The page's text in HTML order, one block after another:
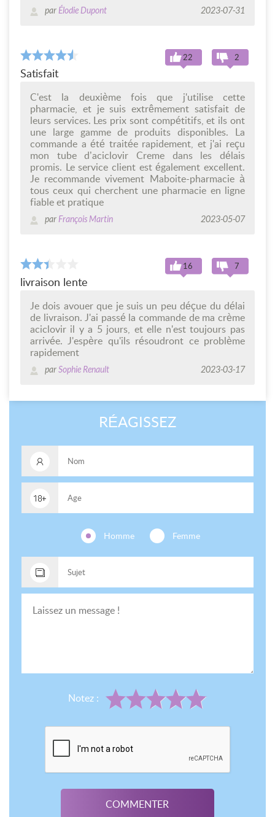
parÉlodie Dupont 2023-07-31
Satisfait
22 2
C'est la deuxième fois que j'utilise cette
pharmacie, et je suis extrêmement satisfait de
leurs services. Les prix sont compétitifs, et ils ont
une large gamme de produits disponibles. La
commande a été traitée rapidement, et j'ai reçu
mon tube d’aciclovir Creme dans les délais
promis. Le service client est également excellent.
Je recommande vivement Maboite-pharmacie à
tous ceux qui cherchent une pharmacie en ligne
fiable et pratique
parFrançois Martin 2023-05-07
livraison lente
16 7
Je dois avouer que je suis un peu déçue du délai
de livraison. J'ai passé la commande de ma crème
aciclovir il y a 5 jours, et elle n'est toujours pas
arrivée. J'espère qu'ils résoudront ce problème
rapidement
parSophie Renault 2023-03-17
RÉAGISSEZ
Homme Femme
Notez :